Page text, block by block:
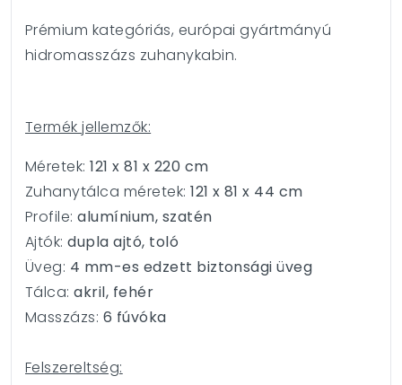
Prémium kategóriás, európai gyártmányú
hidromasszázs zuhanykabin.
Termék jellemzők:
Méretek:121 x 81 x 220 cm
Zuhanytálca méretek:121 x 81 x 44 cm
Profile:alumínium, szatén
Ajtók:dupla ajtó, toló
Üveg: 4 mm-es edzett biztonsági üveg
Tálca:akril, fehér
Masszázs: 6 fúvóka
Felszereltség: